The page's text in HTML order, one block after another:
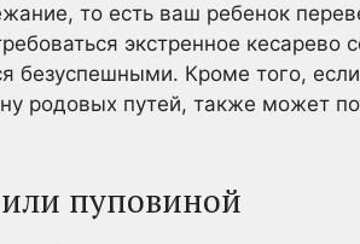
то есть ваш ребенок
экстренное кесарево
безуспешными. Кроме того,
родовых путей, также может
пуповиной